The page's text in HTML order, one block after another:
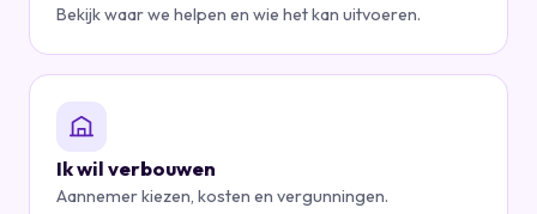
Bekijk waar we helpen en wie het kan uitvoeren.
Ik wil verbouwen
Aannemer kiezen, kosten en vergunningen.